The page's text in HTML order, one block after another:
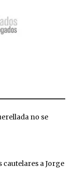
no se
cautelares a Jorge